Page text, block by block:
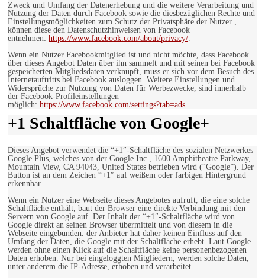
Zweck und Umfang der Datenerhebung und die weitere Verarbeitung und
Nutzung der Daten durch Facebook sowie die diesbezüglichen Rechte und
Einstellungsmöglichkeiten zum Schutz der Privatsphäre der Nutzer ,
können diese den Datenschutzhinweisen von Facebook
entnehmen: https://www.facebook.com/about/privacy/.
Wenn ein Nutzer Facebookmitglied ist und nicht möchte, dass Facebook
über dieses Angebot Daten über ihn sammelt und mit seinen bei Facebook
gespeicherten Mitgliedsdaten verknüpft, muss er sich vor dem Besuch des
Internetauftritts bei Facebook ausloggen. Weitere Einstellungen und
Widersprüche zur Nutzung von Daten für Werbezwecke, sind innerhalb
der Facebook-Profileinstellungen
möglich: https://www.facebook.com/settings?tab=ads.
+1 Schaltfläche von Google+
Dieses Angebot verwendet die “+1″-Schaltfläche des sozialen Netzwerkes
Google Plus, welches von der Google Inc., 1600 Amphitheatre Parkway,
Mountain View, CA 94043, United States betrieben wird (“Google”). Der
Button ist an dem Zeichen “+1″ auf weißem oder farbigen Hintergrund
erkennbar.
Wenn ein Nutzer eine Webseite dieses Angebotes aufruft, die eine solche
Schaltfläche enthält, baut der Browser eine direkte Verbindung mit den
Servern von Google auf. Der Inhalt der “+1″-Schaltfläche wird von
Google direkt an seinen Browser übermittelt und von diesem in die
Webseite eingebunden. der Anbieter hat daher keinen Einfluss auf den
Umfang der Daten, die Google mit der Schaltfläche erhebt. Laut Google
werden ohne einen Klick auf die Schaltfläche keine personenbezogenen
Daten erhoben. Nur bei eingeloggten Mitgliedern, werden solche Daten,
unter anderem die IP-Adresse, erhoben und verarbeitet.